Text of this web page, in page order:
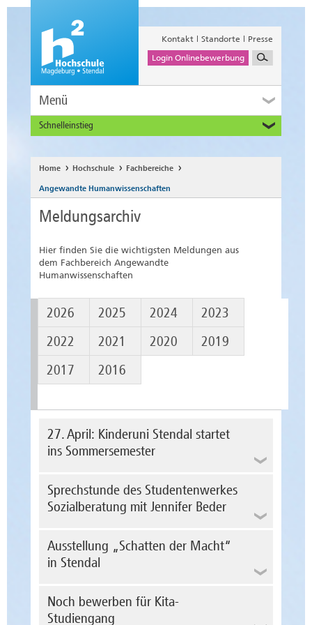
Kontakt Standorte
Presse
Login Onlinebewerbung
Menü
Schnelleinstieg
Alumni
Unternehmen und Institutionen
Studierende
Beschäftigte
Home Hochschule Fachbereiche
Angewandte Humanwissenschaften
Meldungsarchiv
Hier finden Sie die wichtigsten Meldungen aus
dem Fachbereich Angewandte
Humanwissenschaften
2026 2025 2024
2023
2022
2021 2020
2019
2017
2016
27. April: Kinderuni Stendal startet
ins Sommersemester
Universität Stendal in das Sommersemester.
auf dem Campus der Hochschule
Sprechstunde des Studentenwerkes
Sozialberatung mit Jennifer Beder
oder Studieren mit Beeinträchtigung und
mit Familienaufgaben)
Haus 3
23.04.2024 - 12:00 - 14:00 Uhr offener Talk
Ausstellung „Schatten der Macht“
in Stendal
Noch bewerben für Kita-
Studiengang